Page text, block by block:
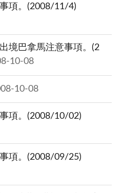
項。(2008/11/4)
境巴拿馬注意事項。(2
10-08
10-08
項。(2008/10/02)
項。(2008/09/25)